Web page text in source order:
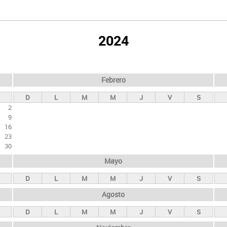
2024
2
9
16
23
30
Febrero
D L M M J V S
Mayo
D L M M J V S
Agosto
D L M M J V S